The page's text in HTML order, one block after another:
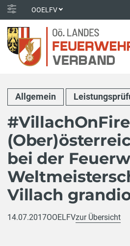
OOELFV
Allgemein
bei der
Villach
14.07.2017OOELFVzur Übersicht